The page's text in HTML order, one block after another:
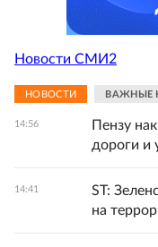
Новости СМИ2
НОВОСТИ ВАЖНЫЕ
14:56
Пензу
дороги и
14:41
ST:
на